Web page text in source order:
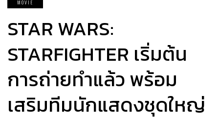
MOVIE
STAR WARS:
STARFIGHTER เริ่มต้น
การถ่ายทำแล้ว พร้อม
เสริมทีมนักแสดงชุดใหญ่